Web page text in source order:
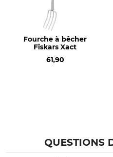
Fourche à bêcher
Fiskars Xact
61,90
QUESTIONS